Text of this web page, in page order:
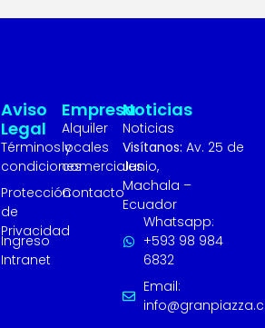
Empresa
Alquiler
locales
comerciales
Contacto
Aviso
Legal
Términos y
condiciones
Protección
de
Privacidad
Ingreso
Intranet
Noticias
Noticias
Visítanos: Av. 25 de
Junio,
Machala –
Ecuador
Whatsapp:
+593 98 984
6832
Email: